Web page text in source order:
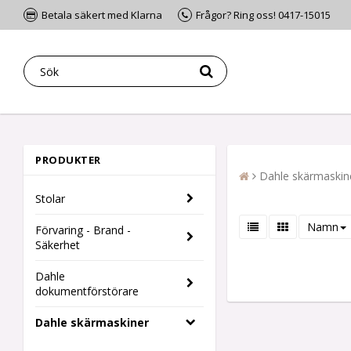
Betala säkert med Klarna Frågor? Ring oss! 0417-15015
PRODUKTER
Stolar
Förvaring - Brand -
Säkerhet
Dahle
dokumentförstörare
Dahle skärmaskiner
Dahle
Namn